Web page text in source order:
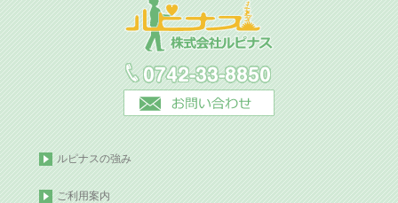
ルピナスの強み
ご利用案内